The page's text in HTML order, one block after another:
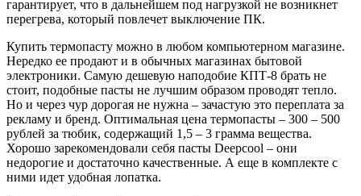
гарантирует, что в дальнейшем под нагрузкой не возникнет
перегрева, который повлечет выключение ПК.
Купить термопасту можно в любом компьютерном магазине.
Нередко ее продают и в обычных магазинах бытовой
электроники. Самую дешевую наподобие КПТ-8 брать не
стоит, подобные пасты не лучшим образом проводят тепло.
Но и через чур дорогая не нужна – зачастую это переплата за
рекламу и бренд. Оптимальная цена термопасты – 300 – 500
рублей за тюбик, содержащий 1,5 – 3 грамма вещества.
Хорошо зарекомендовали себя пасты Deepcool – они
недорогие и достаточно качественные. А еще в комплекте с
ними идет удобная лопатка.